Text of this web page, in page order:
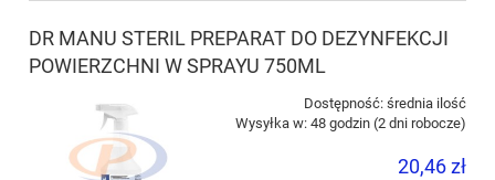
DR MANU STERIL PREPARAT DO DEZYNFEKCJI
POWIERZCHNI W SPRAYU 750ML
Dostępność: średnia ilość
Wysyłka w: 48 godzin (2 dni robocze)
20,46 zł